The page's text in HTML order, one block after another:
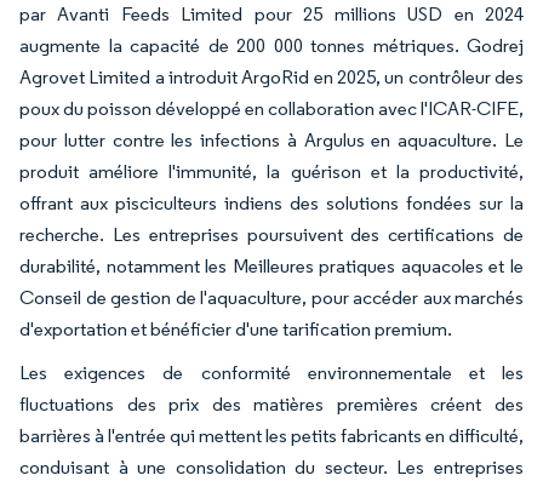
par Avanti Feeds Limited pour 25 millions USD en 2024
augmente la capacité de 200 000 tonnes métriques. Godrej
Agrovet Limited a introduit ArgoRid en 2025, un contrôleur des
poux du poisson développé en collaboration avec l'ICAR-CIFE,
pour lutter contre les infections à Argulus en aquaculture. Le
produit améliore l'immunité, la guérison et la productivité,
offrant aux pisciculteurs indiens des solutions fondées sur la
recherche. Les entreprises poursuivent des certifications de
durabilité, notamment les Meilleures pratiques aquacoles et le
Conseil de gestion de l'aquaculture, pour accéder aux marchés
d'exportation et bénéficier d'une tarification premium.
Les exigences de conformité environnementale et les
fluctuations des prix des matières premières créent des
barrières à l'entrée qui mettent les petits fabricants en difficulté,
conduisant à une consolidation du secteur. Les entreprises